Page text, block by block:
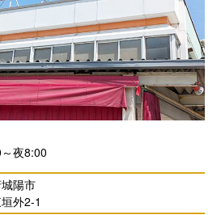
夜8:00
陽市
外2-1